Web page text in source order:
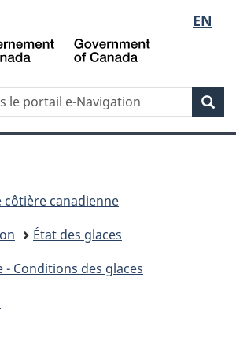
la
langue
EN
of
côtière canadienne
État des glaces
- Conditions des glaces